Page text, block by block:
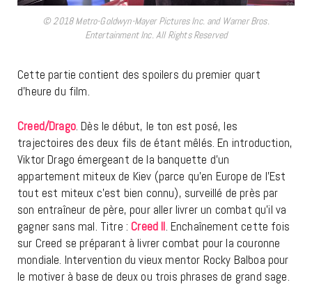
© 2018 Metro-Goldwyn-Mayer Pictures Inc. and Warner Bros.
Entertainment Inc. All Rights Reserved
Cette partie contient des spoilers du premier quart
d’heure du film.
Creed/Drago. Dès le début, le ton est posé, les
trajectoires des deux fils de étant mêlés. En introduction,
Viktor Drago émergeant de la banquette d’un
appartement miteux de Kiev (parce qu’en Europe de l’Est
tout est miteux c’est bien connu), surveillé de près par
son entraîneur de père, pour aller livrer un combat qu’il va
gagner sans mal. Titre : Creed II. Enchaînement cette fois
sur Creed se préparant à livrer combat pour la couronne
mondiale. Intervention du vieux mentor Rocky Balboa pour
le motiver à base de deux ou trois phrases de grand sage.